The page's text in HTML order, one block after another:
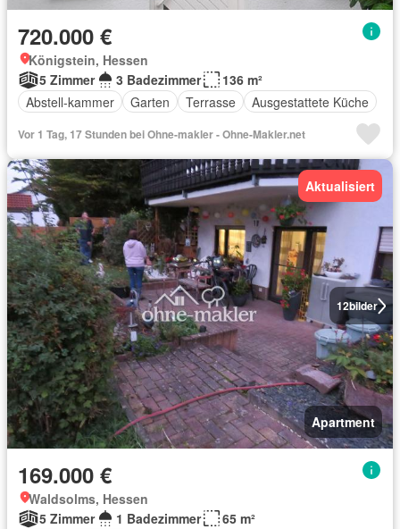
720.000 €
Königstein, Hessen
5 Zimmer
3 Badezimmer
136 m²
Abstell-kammer
Garten Terrasse Ausgestattete Küche
Vor 1 Tag, 17 Stunden bei Ohne-makler - Ohne-Makler.net
12bilder
Aktualisiert
Apartment
169.000 €
Waldsolms, Hessen
5 Zimmer
1 Badezimmer
65 m²